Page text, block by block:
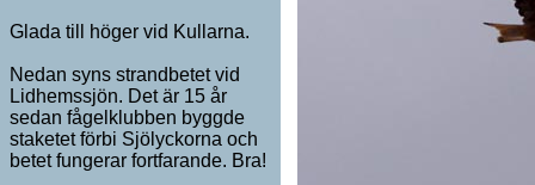
Glada till höger vid Kullarna.
Nedan syns strandbetet vid
Lidhemssjön. Det är 15 år
sedan fågelklubben byggde
staketet förbi Sjölyckorna och
betet fungerar fortfarande. Bra!